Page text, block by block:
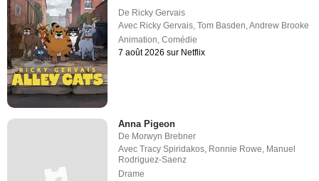
De Ricky Gervais
Avec Ricky Gervais ,Tom Basden ,Andrew Brooke
Animation ,Comédie
7 août 2026 sur Netflix
Anna Pigeon
De Morwyn Brebner
AvecTracy Spiridakos, Ronnie Rowe, Manuel
Rodriguez-Saenz
Drame